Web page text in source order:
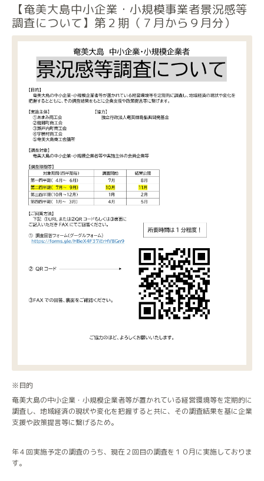
【奄美大島中小企業・小規模事業者景況感等
調査について】第２期（７月から９月分）
※目的
奄美大島の中小企業・小規模企業者等が置かれている経営環境等を定期的に
調査し、地域経済の現状や変化を把握すると共に、その調査結果を基に企業
支援や政策提言等に繋げるため。
年４回実施予定の調査のうち、現在２回目の調査を１０月に実施しておりま
す。